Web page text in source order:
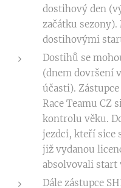
dostihový den
začátku
dostihovými
Dostihů se
(dnem dovršení
účasti).
Race Teamu CZ
kontrolu věku.
jezdci, kteří sice
již vydanou
absolvovali start
Dále zástupce